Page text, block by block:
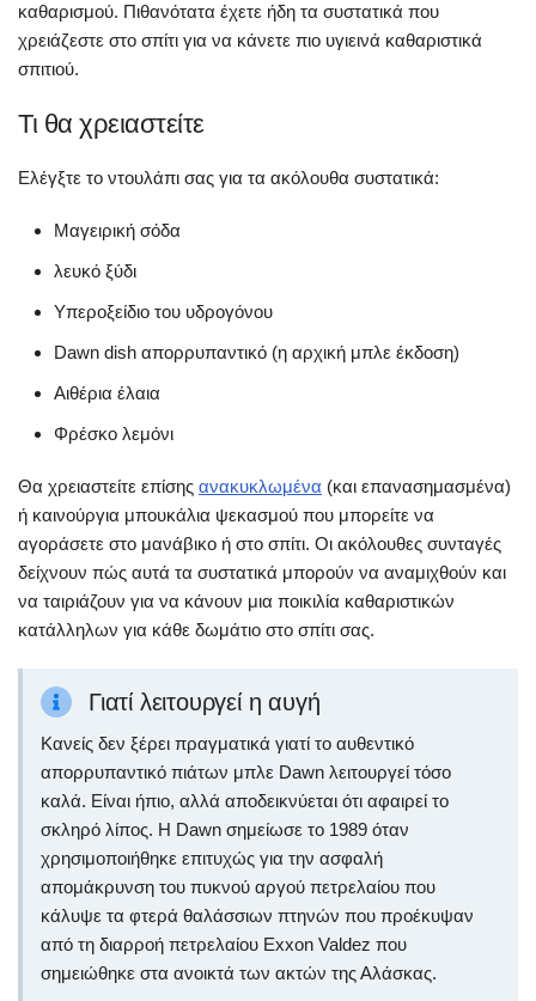
καθαρισμού. Πιθανότατα έχετε ήδη τα συστατικά που
χρειάζεστε στο σπίτι για να κάνετε πιο υγιεινά καθαριστικά
σπιτιού.
Τι θα χρειαστείτε
Ελέγξτε το ντουλάπι σας για τα ακόλουθα συστατικά:
Μαγειρική σόδα
λευκό ξύδι
Υπεροξείδιο του υδρογόνου
Dawn dish απορρυπαντικό (η αρχική μπλε έκδοση)
Αιθέρια έλαια
Φρέσκο λεμόνι
Θα χρειαστείτε επίσης ανακυκλωμένα (και επανασημασμένα)
ή καινούργια μπουκάλια ψεκασμού που μπορείτε να
αγοράσετε στο μανάβικο ή στο σπίτι. Οι ακόλουθες συνταγές
δείχνουν πώς αυτά τα συστατικά μπορούν να αναμιχθούν και
να ταιριάζουν για να κάνουν μια ποικιλία καθαριστικών
κατάλληλων για κάθε δωμάτιο στο σπίτι σας.
Γιατί λειτουργεί η αυγή
Κανείς δεν ξέρει πραγματικά γιατί το αυθεντικό
απορρυπαντικό πιάτων μπλε Dawn λειτουργεί τόσο
καλά. Είναι ήπιο, αλλά αποδεικνύεται ότι αφαιρεί το
σκληρό λίπος. Η Dawn σημείωσε το 1989 όταν
χρησιμοποιήθηκε επιτυχώς για την ασφαλή
απομάκρυνση του πυκνού αργού πετρελαίου που
κάλυψε τα φτερά θαλάσσιων πτηνών που προέκυψαν
από τη διαρροή πετρελαίου Exxon Valdez που
σημειώθηκε στα ανοικτά των ακτών της Αλάσκας.